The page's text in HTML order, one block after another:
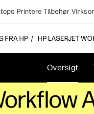
Printere Tilbehør
FRA HP HP LASERJET
Oversigt